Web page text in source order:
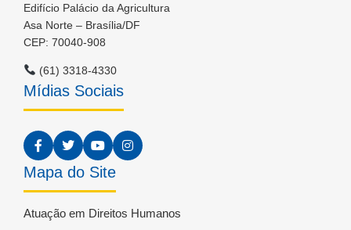
Edifício Palácio da Agricultura
Asa Norte – Brasília/DF
CEP: 70040-908
(61) 3318-4330
Mídias Sociais
Mapa do Site
Atuação em Direitos Humanos